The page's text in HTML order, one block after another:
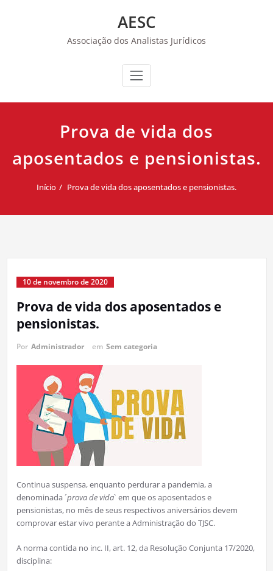
AESC
Associação dos Analistas Jurídicos
Prova de vida dos
aposentados e pensionistas.
Início Prova de vida dos aposentados e pensionistas.
10 de novembro de 2020
Prova de vida dos aposentados e
pensionistas.
Por Administrador em Sem categoria
Continua suspensa, enquanto perdurar a pandemia, a
denominada ´prova de vida` em que os aposentados e
pensionistas, no mês de seus respectivos aniversários devem
comprovar estar vivo perante a Administração do TJSC.
A norma contida no inc. II, art. 12, da Resolução Conjunta 17/2020,
disciplina: